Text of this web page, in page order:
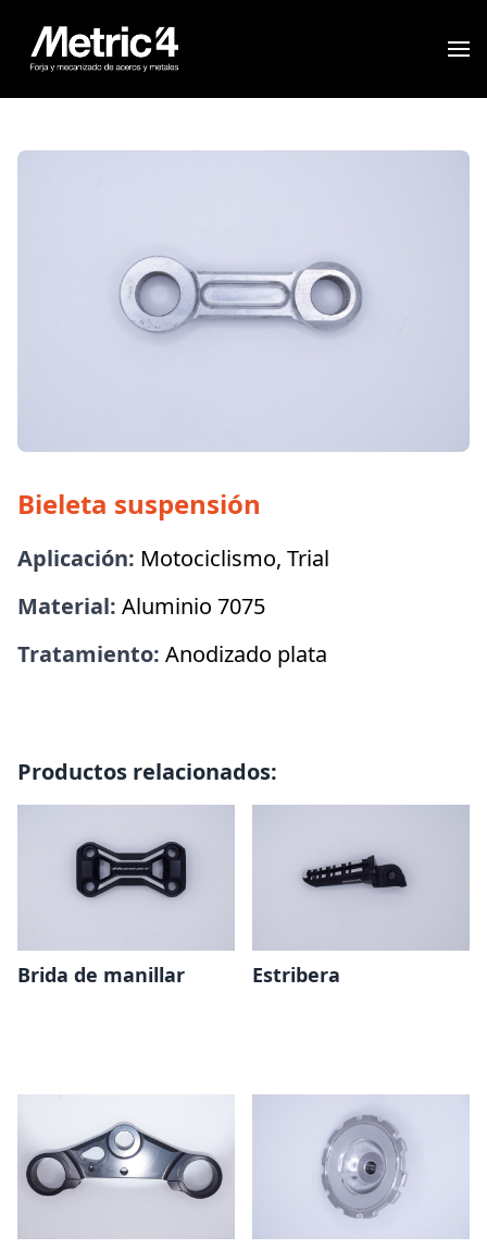
Bieleta suspensión
Aplicación: Motociclismo, Trial
Material: Aluminio 7075
Tratamiento: Anodizado plata
Productos relacionados:
Brida de manillar Estribera